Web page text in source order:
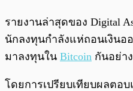
รายงานล่าสุดของ Digital
นักลงทุนกำลังแห่ถอนเงินอ
มาลงทุนใน Bitcoin กันอย่า
โดยการเปรียบเทียบผลตอ